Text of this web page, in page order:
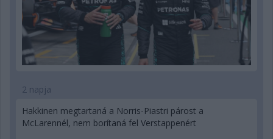
2 napja
Hakkinen megtartaná a Norris-Piastri párost a
McLarennél, nem borítaná fel Verstappenért